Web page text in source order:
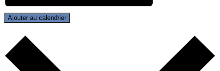
Ajouter au calendrier